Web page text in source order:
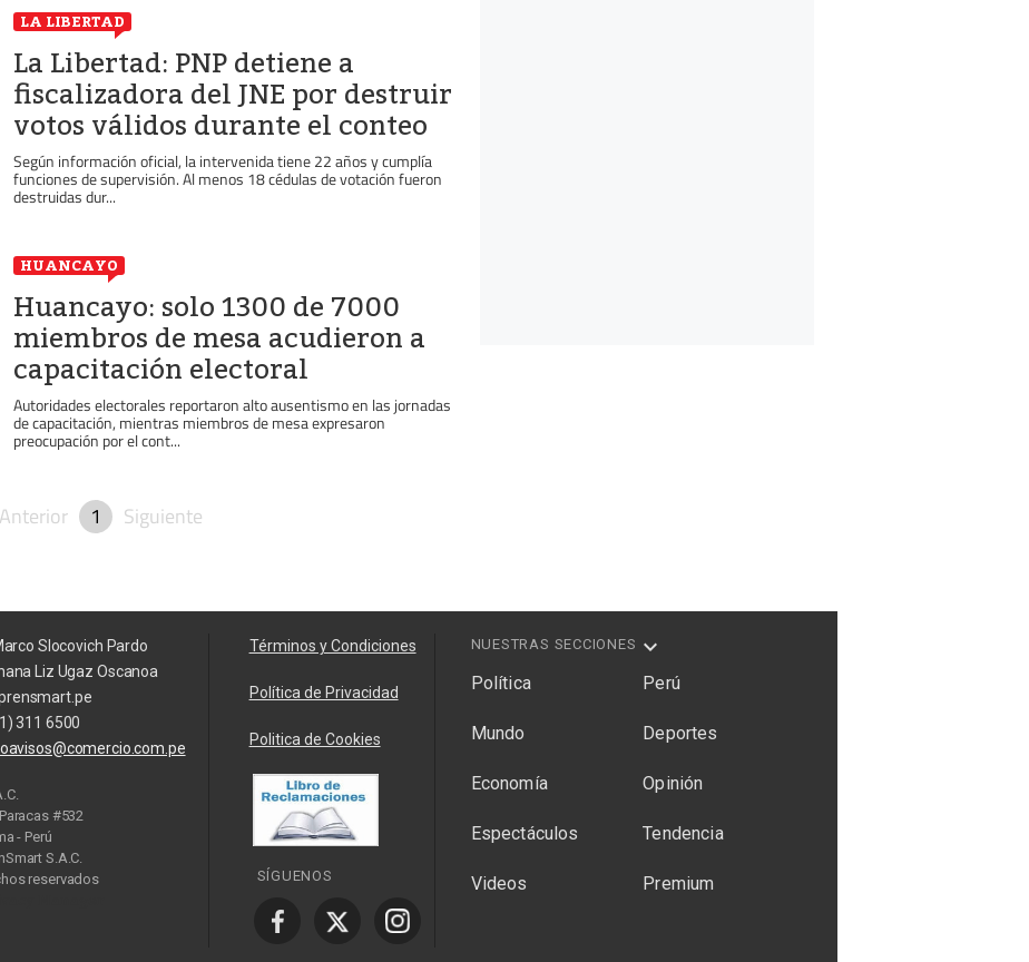
LA LIBERTAD
La Libertad: PNP detiene a
fiscalizadora del JNE por destruir
votos válidos durante el conteo
Según información oficial, la intervenida tiene 22 años y cumplía
funciones de supervisión. Al menos 18 cédulas de votación fueron
destruidas dur...
HUANCAYO
Huancayo: solo 1300 de 7000
miembros de mesa acudieron a
capacitación electoral
Autoridades electorales reportaron alto ausentismo en las jornadas
de capacitación, mientras miembros de mesa expresaron
preocupación por el cont...
Anterior 1 Siguiente
Slocovich Pardo
Liz Ugaz Oscanoa
311 6500
#532
- Perú
S.A.C.
reservados
Términos y Condiciones
Política de Privacidad
Politica de Cookies
SÍGUENOS
NUESTRAS SECCIONES
Política Perú
Mundo Deportes
Economía Opinión
Espectáculos Tendencia
Videos Premium